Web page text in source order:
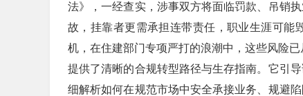
法》，一经查实，涉事双方将面临罚款、吊销
故，挂靠者更需承担连带责任，职业生涯可能
机，在住建部门专项严打的浪潮中，这些风险
提供了清晰的合规转型路径与生存指南。它引
细解析如何在规范市场中安全承接业务、规避